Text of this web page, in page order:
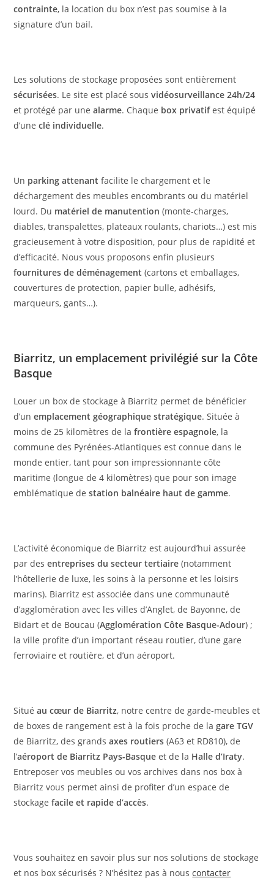
contrainte, la location du box n’est pas soumise à la
signature d’un bail.
Les solutions de stockage proposées sont entièrement
sécurisées. Le site est placé sousvidéosurveillance 24h/24
et protégé par unealarme. Chaque box privatifest équipé
d’uneclé individuelle.
Un parking attenant facilite le chargement et le
déchargement des meubles encombrants ou du matériel
lourd. Du matériel de manutention (monte-charges,
diables, transpalettes, plateaux roulants, chariots…) est mis
gracieusement à votre disposition, pour plus de rapidité et
d’efficacité. Nous vous proposons enfin plusieurs
fournitures de déménagement (cartons et emballages,
couvertures de protection, papier bulle, adhésifs,
marqueurs, gants…).
Biarritz, un emplacement privilégié sur la Côte
Basque
Louer un box de stockage à Biarritz permet de bénéficier
d’unemplacement géographique stratégique. Située à
moins de 25 kilomètres de lafrontière espagnole, la
commune des Pyrénées-Atlantiques est connue dans le
monde entier, tant pour son impressionnante côte
maritime (longue de 4 kilomètres) que pour son image
emblématique destation balnéaire haut de gamme.
L’activité économique de Biarritz est aujourd’hui assurée
par desentreprises du secteur tertiaire (notamment
l’hôtellerie de luxe, les soins à la personne et les loisirs
marins). Biarritz est associée dans une communauté
d’agglomération avec les villes d’Anglet, de Bayonne, de
Bidart et de Boucau (Agglomération Côte Basque-Adour) ;
la ville profite d’un important réseau routier, d’une gare
ferroviaire et routière, et d’un aéroport.
Situéau cœur de Biarritz, notre centre de garde-meubles et
de boxes de rangement est à la fois proche de lagare TGV
de Biarritz, des grandsaxes routiers (A63 et RD810), de
l’aéroport de Biarritz Pays-Basque et de la Halle d’Iraty.
Entreposer vos meubles ou vos archives dans nos box à
Biarritz vous permet ainsi de profiter d’un espace de
stockagefacile et rapide d’accès.
Vous souhaitez en savoir plus sur nos solutions de stockage
et nos box sécurisés ? N’hésitez pas à nouscontacter